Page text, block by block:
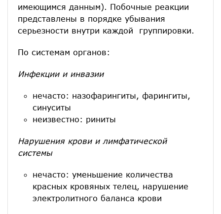
имеющимся данным). Побочные реакции
представлены в порядке убывания
серьезности внутри каждой группировки.
По системам органов:
Инфекции и инвазии
нечасто: назофарингиты, фарингиты,
синуситы
неизвестно: риниты
Нарушения крови и лимфатической
системы
нечасто: уменьшение количества
красных кровяных телец, нарушение
электролитного баланса крови